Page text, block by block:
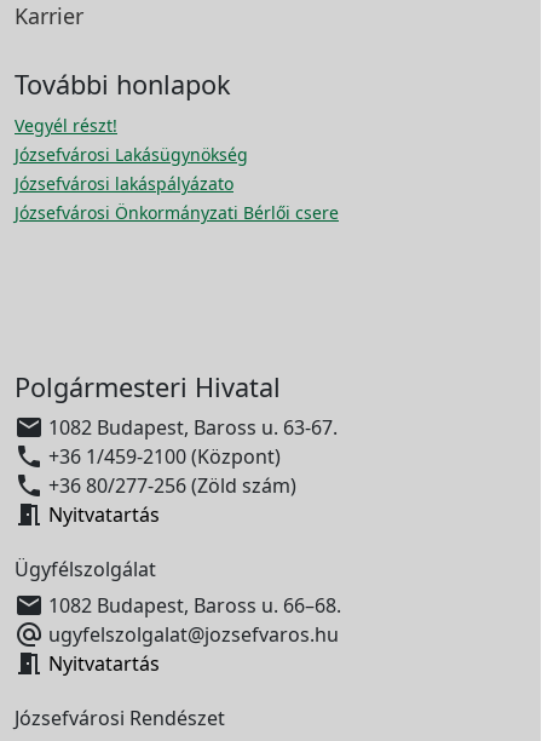
Karrier
További honlapok
Vegyél részt!
Józsefvárosi Lakásügynökség
Józsefvárosi lakáspályázato
Józsefvárosi Önkormányzati Bérlői csere
Polgármesteri Hivatal
 1082 Budapest, Baross u. 63-67.
 +36 1/459-2100 (Központ)
 +36 80/277-256 (Zöld szám)
 Nyitvatartás
Ügyfélszolgálat
 1082 Budapest, Baross u. 66–68.
 ugyfelszolgalat@jozsefvaros.hu
 Nyitvatartás
Józsefvárosi Rendészet